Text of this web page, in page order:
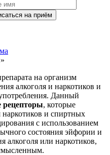
на приём
на организм
алкоголя и наркотиков и
Данный
рецепторы, которые
наркотиков и спиртных
с использованием
состояния эйфории и
алкоголя или наркотиков,